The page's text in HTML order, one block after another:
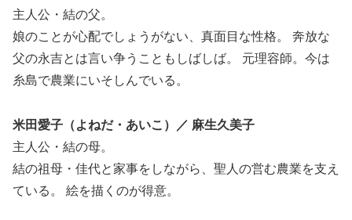
主人公・結の父。
娘のことが心配でしょうがない、真面目な性格。 奔放な
父の永吉とは言い争うこともしばしば。 元理容師。今は
糸島で農業にいそしんでいる。
米田愛子（よねだ・あいこ）／ 麻生久美子
主人公・結の母。
結の祖母・佳代と家事をしながら、聖人の営む農業を支え
ている。 絵を描くのが得意。